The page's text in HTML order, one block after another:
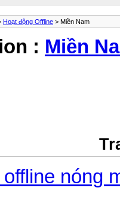
Hoạt động Offline > Miền Nam
: Miền
nóng